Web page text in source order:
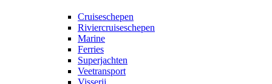
Cruiseschepen
Riviercruiseschepen
Marine
Ferries
Superjachten
Veetransport
Visserij